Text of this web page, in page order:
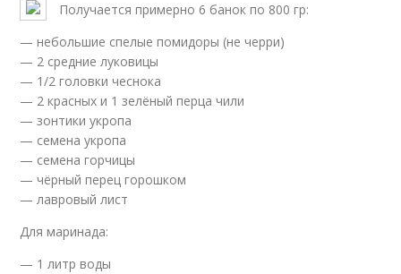
Получается примерно 6 банок по 800 гр:
— небольшие спелые помидоры (не черри)
— 2 средние луковицы
— 1/2 головки чеснока
— 2 красных и 1 зелёный перца чили
— зонтики укропа
— семена укропа
— семена горчицы
— чёрный перец горошком
— лавровый лист
Для маринада:
— 1 литр воды